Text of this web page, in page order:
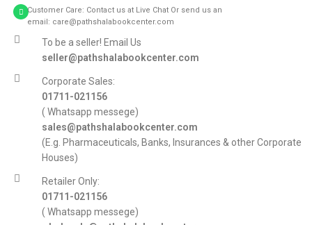
Customer Care: Contact us at Live Chat Or send us an
email: care@pathshalabookcenter.com
To be a seller! Email Us
seller@pathshalabookcenter.com
Corporate Sales:
01711-021156
( Whatsapp messege)
sales@pathshalabookcenter.com
(E.g. Pharmaceuticals, Banks, Insurances & other Corporate
Houses)
Retailer Only:
01711-021156
( Whatsapp messege)